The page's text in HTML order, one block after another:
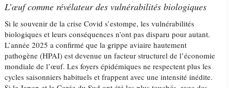
L’œuf comme révélateur des vulnérabilités biologiques
Si le souvenir de la crise Covid s’estompe, les vulnérabilités
biologiques et leurs conséquences n’ont pas disparu pour autant.
L’année 2025 a confirmé que la grippe aviaire hautement
pathogène (HPAI) est devenue un facteur structurel de l’économie
mondiale de l’œuf. Les foyers épidémiques ne respectent plus les
cycles saisonniers habituels et frappent avec une intensité inédite.